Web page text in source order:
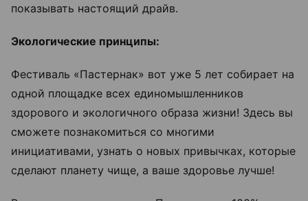
показывать настоящий драйв.
Экологические принципы:
Фестиваль «Пастернак» вот уже 5 лет собирает на
одной площадке всех единомышленников
здорового и экологичного образа жизни! Здесь вы
сможете познакомиться со многими
инициативами, узнать о новых привычках, которые
сделают планету чище, а ваше здоровье лучше!